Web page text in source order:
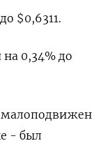
$0,6311​.
0,34% до
- был